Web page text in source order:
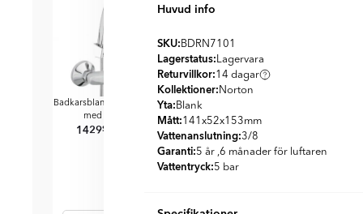
Badkarsblandare
Krom
med Handdusch
1429SEK
Badkarsblandare
1195 SEK 1429
Huvud info
SKU: BDRN7101
Lagerstatus: Lagervara
Returvillkor:14 dagar
Kollektioner: Norton
Yta: Blank
Mått:141x52x153mm
Vattenanslutning:3/8
Garanti:5 år ,6 månader för luftaren
Vattentryck:5 bar